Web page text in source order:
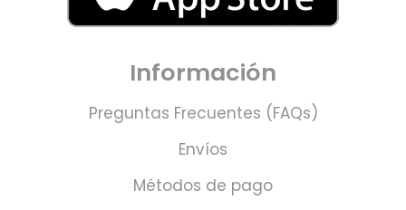
Información
Preguntas Frecuentes (FAQs)
Envíos
Métodos de pago